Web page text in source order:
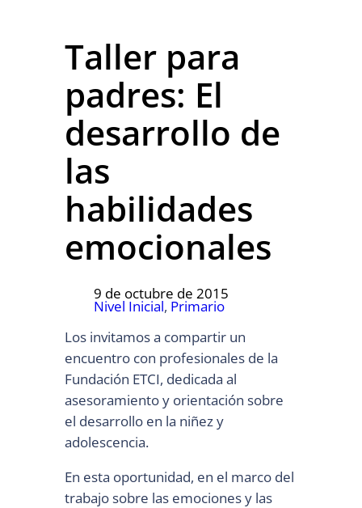
Taller para
padres: El
desarrollo de
las
habilidades
emocionales
9 de octubre de 2015
Nivel Inicial, Primario
Los invitamos a compartir un
encuentro con profesionales de la
Fundación ETCI, dedicada al
asesoramiento y orientación sobre
el desarrollo en la niñez y
adolescencia.
En esta oportunidad, en el marco del
trabajo sobre las emociones y las